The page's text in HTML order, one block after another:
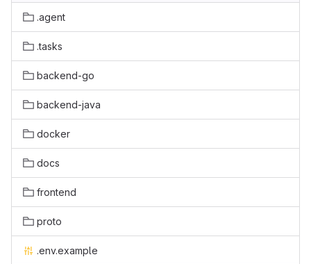
.agent
.tasks
backend-go
backend-java
docker
docs
frontend
proto
.env.example